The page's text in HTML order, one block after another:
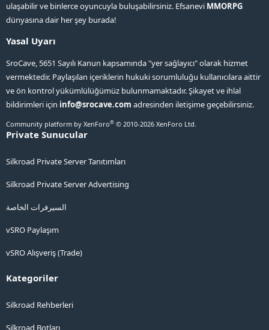
ulaşabilir ve binlerce oyuncuyla buluşabilirsiniz. Efsanevi MMORPG
dünyasına dair her şey burada!
Yasal Uyarı
SroCave, 5651 Sayılı Kanun kapsamında "yer sağlayıcı" olarak hizmet
vermektedir. Paylaşılan içeriklerin hukuki sorumluluğu kullanıcılara aittir
ve ön kontrol yükümlülüğümüz bulunmamaktadır. Şikayet ve ihlal
bildirimleri için info@srocave.com adresinden iletişime geçebilirsiniz.
Community platform by XenForo® © 2010-2026 XenForo Ltd.
Private Sunucular
Silkroad Private Server Tanıtımları
Silkroad Private Server Advertising
السيرفرات الخاصة
vSRO Paylaşım
vSRO Alışveriş (Trade)
Kategoriler
Silkroad Rehberleri
Silkroad Botları